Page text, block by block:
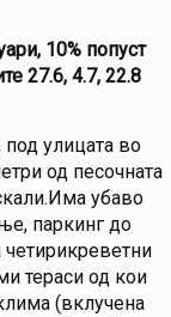
10% попуст
27.6, 4.7, 22.8
улицата во
од песочната
убаво
паркинг до
четирикреветни
тераси од кои
(вклучена